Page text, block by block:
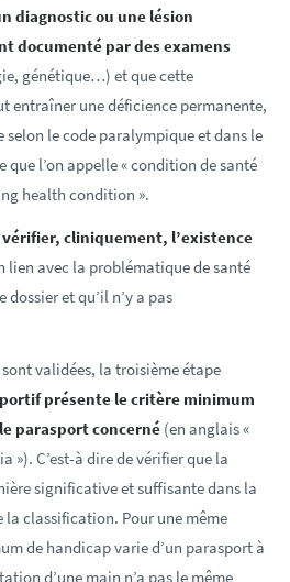
diagnostic ou une lésion
documenté par des examens
génétique…) et que cette
entraîner une déficience permanente,
le code paralympique et dans le
que l’on appelle « condition de santé
health condition ».
vérifier, cliniquement, l’existence
lien avec la problématique de santé
et qu’il n’y a pas
validées, la troisième étape
présente le critère minimum
parasport concerné (en anglais «
»). C’est-à dire de vérifier que la
significative et suffisante dans la
classification. Pour une même
de handicap varie d’un parasport à
d’une main n’a pas le même